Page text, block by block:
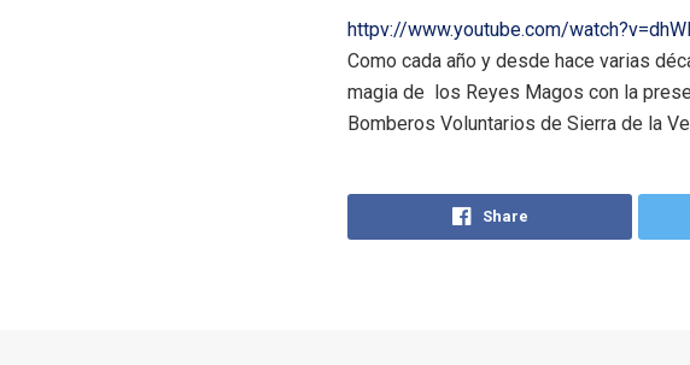
httpv://www.youtube.com/
Como cada año y desde hace varias
magia de los Reyes Magos con la
Bomberos Voluntarios de Sierra de la
Share